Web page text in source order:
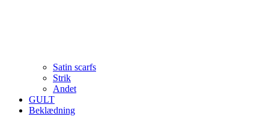
Satin scarfs
Strik
Andet
GULT
Beklædning